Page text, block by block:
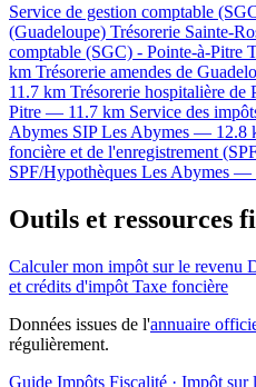
Service de gestion comptable
(Guadeloupe) Trésorerie Sainte-
comptable (SGC) - Pointe-à-Pitre
km Trésorerie amendes de
11.7 km Trésorerie hospitalière de
Pitre — 11.7 km Service des
Abymes SIP Les Abymes — 12.8
foncière et de l'enregistrement
SPF/Hypothèques Les Abymes —
Outils et ressources
Calculer mon impôt sur le revenu
et crédits d'impôt Taxe foncière
Données issues de l'annuaire
régulièrement.
Guide Impôts Fiscalité · Impôt sur